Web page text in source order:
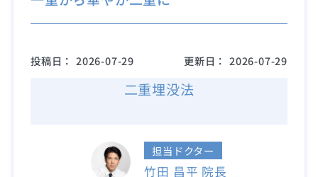
投稿日： 2026-07-29 更新日： 2026-07-29
二重埋没法
担当ドクター
竹田 昌平 院長